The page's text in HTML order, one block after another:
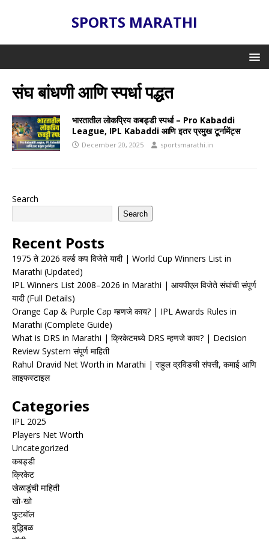
SPORTS MARATHI
संघ बांधणी आणि स्पर्धा पद्धत
भारतातील लोकप्रिय कबड्डी स्पर्धा – Pro Kabaddi
League, IPL Kabaddi आणि इतर प्रमुख टूर्नामेंट्स
December 20, 2025 sportsmarathi.in
Search
Search
Recent Posts
1975 ते 2026 वर्ल्ड कप विजेते यादी | World Cup Winners List in
Marathi (Updated)
IPL Winners List 2008–2026 in Marathi | आयपीएल विजेते संघांची संपूर्ण
यादी (Full Details)
Orange Cap & Purple Cap म्हणजे काय? | IPL Awards Rules in
Marathi (Complete Guide)
What is DRS in Marathi | क्रिकेटमध्ये DRS म्हणजे काय? | Decision
Review System संपूर्ण माहिती
Rahul Dravid Net Worth in Marathi | राहुल द्रविडची संपत्ती, कमाई आणि
लाइफस्टाइल
Categories
IPL 2025
Players Net Worth
Uncategorized
कबड्डी
क्रिकेट
खेळाडूंची माहिती
खो-खो
फुटबॉल
बुद्धिबळ